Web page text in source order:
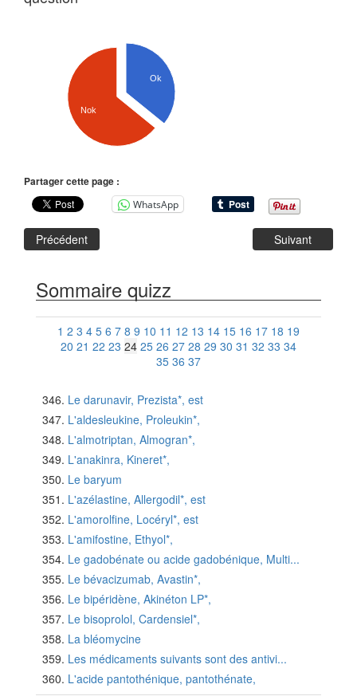
Ok
Nok
Partager cette page :
WhatsApp
Précédent Suivant
Sommaire quizz
1 2 3 4 5 6 7 8 9 10 11 12 13 14 15 16 17 18 19
20 21 22 23 24 25 26 27 28 29 30 31 32 33 34
35 36 37
Le darunavir, Prezista*, est
L'aldesleukine, Proleukin*,
L'almotriptan, Almogran*,
L'anakinra, Kineret*,
Le baryum
L'azélastine, Allergodil*, est
L'amorolfine, Locéryl*, est
L'amifostine, Ethyol*,
Le gadobénate ou acide gadobénique, Multi...
Le bévacizumab, Avastin*,
Le bipéridène, Akinéton LP*,
Le bisoprolol, Cardensiel*,
La bléomycine
Les médicaments suivants sont des antivi...
L'acide pantothénique, pantothénate,